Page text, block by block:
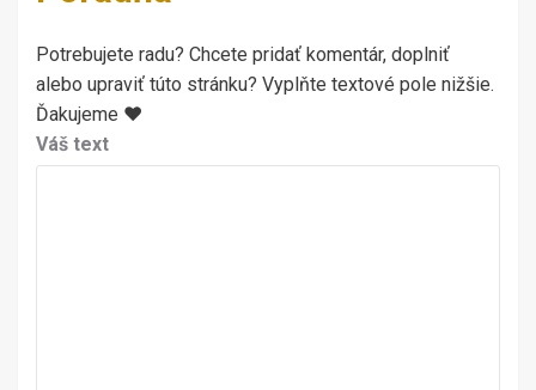
Potrebujete radu? Chcete pridať komentár, doplniť
alebo upraviť túto stránku? Vyplňte textové pole nižšie.
Ďakujeme ♥
Váš text